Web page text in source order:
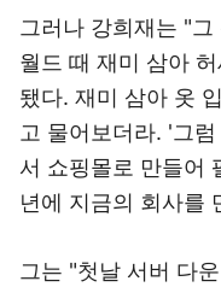
그러나 강희재는 "
월드 때 재미 삼아
됐다. 재미 삼아 옷
고 물어보더라. '그
서 쇼핑몰로 만들어
년에 지금의 회사를
그는 "첫날 서버 다